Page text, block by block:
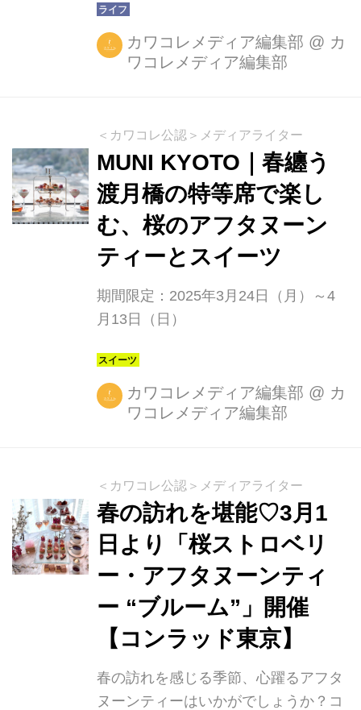
カワコレメディア編集部 @ カ
ワコレメディア編集部
＜カワコレ公認＞メディアライター
MUNI KYOTO｜春纏う
渡月橋の特等席で楽し
む、桜のアフタヌーン
ティーとスイーツ
期間限定：2025年3月24日（月）～4
月13日（日）
カワコレメディア編集部 @ カ
ワコレメディア編集部
＜カワコレ公認＞メディアライター
春の訪れを堪能♡3月1
日より「桜ストロベリ
ー・アフタヌーンティ
ー “ブルーム”」開催
【コンラッド東京】
春の訪れを感じる季節、心躍るアフタ
ヌーンティーはいかがでしょうか？コ